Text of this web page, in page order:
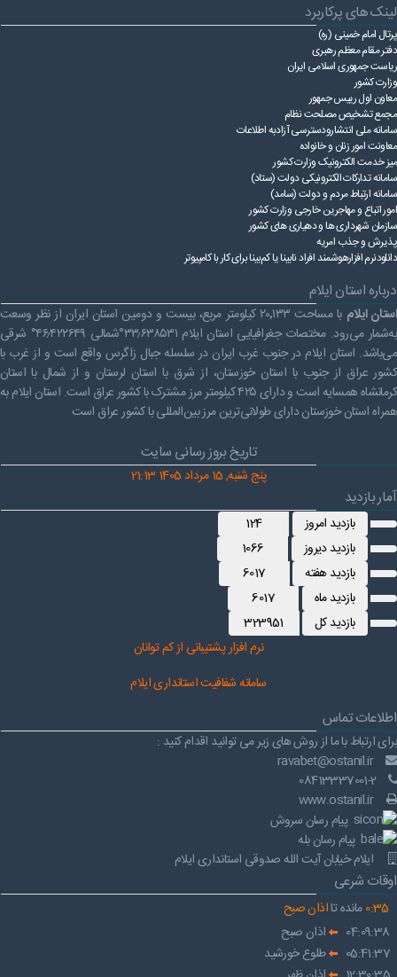
لینک های پرکاربرد
پرتال امام خمینی (ره)
دفتر مقام معظم رهبری
ریاست ‌جمهوری اسلامی ایران
وزارت کشور
معاون اول رییس جمهور
مجمع تشخیص مصلحت نظام
سامانه ملی انتشارودسترسی آزادبه اطلاعات
معاونت امور زنان و خانواده
میز خدمت الکترونیک وزارت کشور
سامانه تدارکات الکترونیکی دولت (ستاد)
سامانه ارتباط مردم و دولت (سامد)
امور اتباع و مهاجرین خارجی وزارت کشور
سازمان شهرداری ها و دهیاری های کشور
پذیرش و جذب امریه
دانلودنرم افزارهوشمند افراد نابینا یا کم‌بینا برای کار با کامپیوتر
درباره استان ایلام
استان ایلام
با مساحت ۲۰٬۱۳۳ کیلومتر مربع، بیست و دومین استان ایران از نظر وسعت
به‌شمار می‌رود. مختصات جغرافیایی استان ایلام ۳۳٫۶۳۸۵۳۱°شمالی ۴۶٫۴۲۲۶۴۹° شرقی
می‌باشد. استان ایلام در جنوب غرب ایران در سلسله جبال زاگرس واقع است و از غرب با
کشور عراق از جنوب با استان خوزستان، از شرق با استان لرستان و از شمال با استان
کرمانشاه همسایه است و دارای ۴۲۵ کیلومتر مرز مشترک با کشور عراق است. استان ایلام به
همراه استان خوزستان دارای طولانی‌ترین مرز بین‌المللی با کشور عراق است
تاریخ بروز رسانی سایت
پنج شنبه, 15 مرداد 1405 21:13
آمار بازدید
بازدید امروز
124
بازدید دیروز
1066
بازدید هفته
6017
بازدید ماه
6017
بازدید کل
323951
نرم افزار پشتیبانی از کم توانان
سامانه شفافیت استانداری ایلام
اطلاعات تماس
برای ارتباط با ما از روش های زیر می توانید اقدام کنید :
ravabet@ostanil.ir
www.ostanil.ir
پیام رسان سروش
پیام رسان بله
ایلام خیابان آیت الله صدوقی استانداری ایلام
اوقات شرعی
0:35 مانده تااذان صبح
04:09:38
اذان صبح
05:41:37
طلوع خورشید